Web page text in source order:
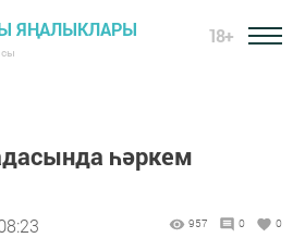
ЯҢАЛЫКЛАРЫ 18+
һәркем
957 0 0